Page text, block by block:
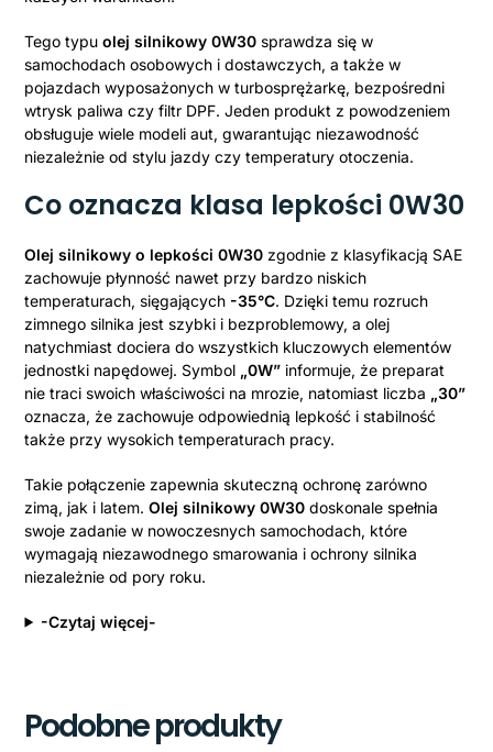
Tego typuolej silnikowy 0W30 sprawdza się w
samochodach osobowych i dostawczych, a także w
pojazdach wyposażonych w turbosprężarkę, bezpośredni
wtrysk paliwa czy filtr DPF. Jeden produkt z powodzeniem
obsługuje wiele modeli aut, gwarantując niezawodność
niezależnie od stylu jazdy czy temperatury otoczenia.
Co oznacza klasa lepkości 0W30
Olej silnikowy o lepkości 0W30 zgodnie z klasyfikacją SAE
zachowuje płynność nawet przy bardzo niskich
temperaturach, sięgających -35°C. Dzięki temu rozruch
zimnego silnika jest szybki i bezproblemowy, a olej
natychmiast dociera do wszystkich kluczowych elementów
jednostki napędowej. Symbol „0W” informuje, że preparat
nie traci swoich właściwości na mrozie, natomiast liczba „30”
oznacza, że zachowuje odpowiednią lepkość i stabilność
także przy wysokich temperaturach pracy.
Takie połączenie zapewnia skuteczną ochronę zarówno
zimą, jak i latem.Olej silnikowy 0W30 doskonale spełnia
swoje zadanie w nowoczesnych samochodach, które
wymagają niezawodnego smarowania i ochrony silnika
niezależnie od pory roku.
-Czytaj więcej-
Podobne produkty